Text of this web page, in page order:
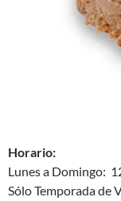
Horario:
Lunes a Domingo:
Sólo Temporada de